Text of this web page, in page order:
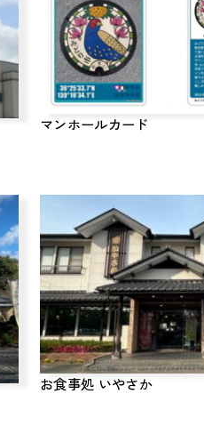
マンホールカード
お食事処 いやさか